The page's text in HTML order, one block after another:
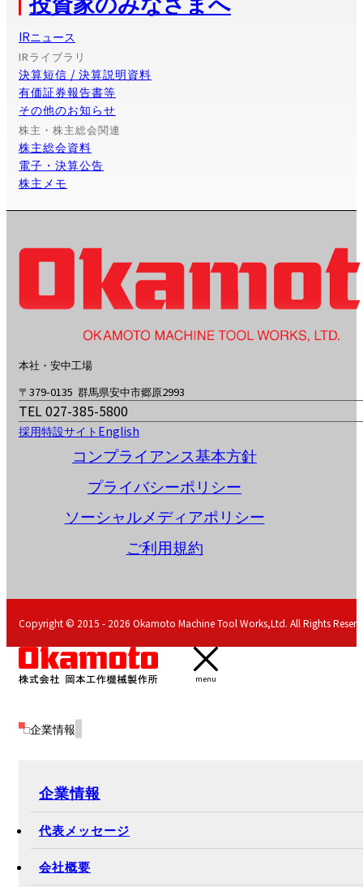
IRニュース
IRライブラリ
決算短信 / 決算説明資料
有価証券報告書等
その他のお知らせ
株主・株主総会関連
株主総会資料
電子・決算公告
株主メモ
本社・安中工場
〒379-0135 群馬県安中市郷原2993
TEL 027-385-5800
採用特設サイト English
コンプライアンス基本方針
プライバシーポリシー
ソーシャルメディアポリシー
ご利用規約
Copyright © 2015 - 2026 Okamoto Machine Tool Works,Ltd. All Rights
menu
企業情報
企業情報
代表メッセージ
会社概要